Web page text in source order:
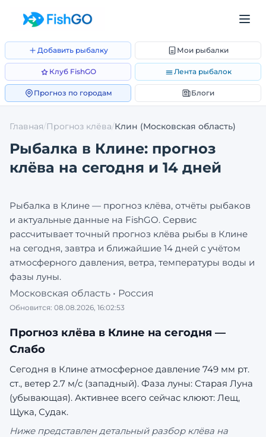
Добавить рыбалку Мои рыбалки
Клуб FishGO Лента рыбалок
Прогноз по городам Блоги
Главная/Прогноз клёва/Клин (Московская область)
Рыбалка в Клине: прогноз
клёва на сегодня и 14 дней
Рыбалка в Клине — прогноз клёва, отчёты рыбаков
и актуальные данные на FishGO. Сервис
рассчитывает точный прогноз клёва рыбы в Клине
на сегодня, завтра и ближайшие 14 дней с учётом
атмосферного давления, ветра, температуры воды и
фазы луны.
Московская область • Россия
Обновится: 08.08.2026, 16:02:53
Прогноз клёва в Клине на сегодня —
Слабо
Сегодня в Клине атмосферное давление 749 мм рт.
ст., ветер 2.7 м/с (западный). Фаза луны: Старая Луна
(убывающая). Активнее всего сейчас клюют: Лещ,
Щука, Судак.
Ниже представлен детальный разбор клёва на